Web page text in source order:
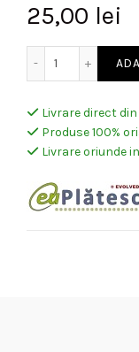
25,00 lei
Cantitate
Livrare direct
Produse 100%
Livrare oriunde